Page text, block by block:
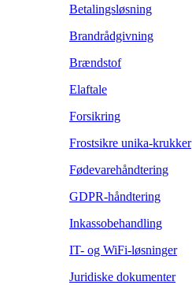
Betalingsløsning
Brandrådgivning
Brændstof
Elaftale
Forsikring
Frostsikre unika-krukker
Fødevarehåndtering
GDPR-håndtering
Inkassobehandling
IT- og WiFi-løsninger
Juridiske dokumenter